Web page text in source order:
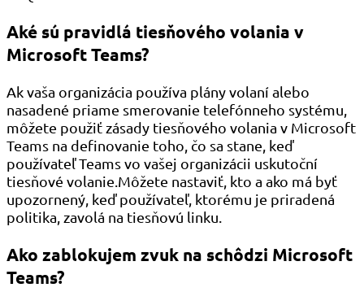
Aké sú pravidlá tiesňového volania v
Microsoft Teams?
Ak vaša organizácia používa plány volaní alebo
nasadené priame smerovanie telefónneho systému,
môžete použiť zásady tiesňového volania v Microsoft
Teams na definovanie toho, čo sa stane, keď
používateľ Teams vo vašej organizácii uskutoční
tiesňové volanie.Môžete nastaviť, kto a ako má byť
upozornený, keď používateľ, ktorému je priradená
politika, zavolá na tiesňovú linku.
Ako zablokujem zvuk na schôdzi Microsoft
Teams?